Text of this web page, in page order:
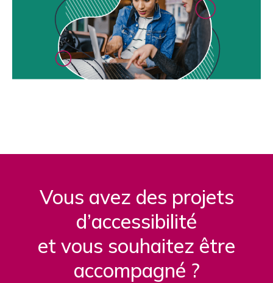
Vous avez des projets
d’accessibilité
et vous souhaitez être
accompagné ?